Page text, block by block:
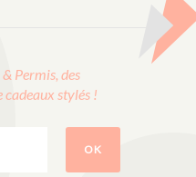
Permis, des
stylés !
OK